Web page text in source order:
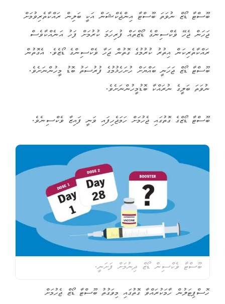
ބޫސްޓާ ޑޯޒް ނުވަތަ ބޫސްޓާ އިންޖެކްޝަން އަކީ ބަލިން ރައްކާތެރިވުމަށް
ޖަހަން ޖެހޭ ވެކްސިންގެ ޑޯޒްތައް ފުރިހަމަ ކުރުމަށް ފަހު އަނެއްކާވެސް
ރައްކާތެރިކަން އިތުރު ކުރުމުގެ ގޮތުން ޖަހާ ވެކްސިންގެ ޑޯޒެވެ. އެގޮތުން
ބޫސްޓާ ޑޯޒް ޖަހަނީ ބައްޔަށް ހުށަހެޅުމުގެ ފުރުސަތު ބޮޑު މީހުންނަށެވެ.
ނުވަތަ ބަލީގެ ނުރައްކާ ބޮޑުމީހުންނަށެވެ.
ބޫސްޓާ ޑޯޒްގެ ގޮތުގައި ޖެހުމަށް ހަމަޖެހިފައި ވަނީ ފައިޒާ ވެކްސިނެވެ.
ބޫސްޓާ ވެކްސިން ޑޯޒް ދިނުމަށް ފަށަނީ.
ހޮސްޕިޓަލުން ހާމަކުރައްވާ ގޮތުގައި މިވަގުތު ބޫސްޓާ ޑޯޒް ޖެހުމަށް